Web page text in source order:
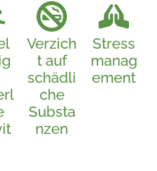
Verzich
t auf
schädli
che
Substa
nzen
Stress
manag
ement